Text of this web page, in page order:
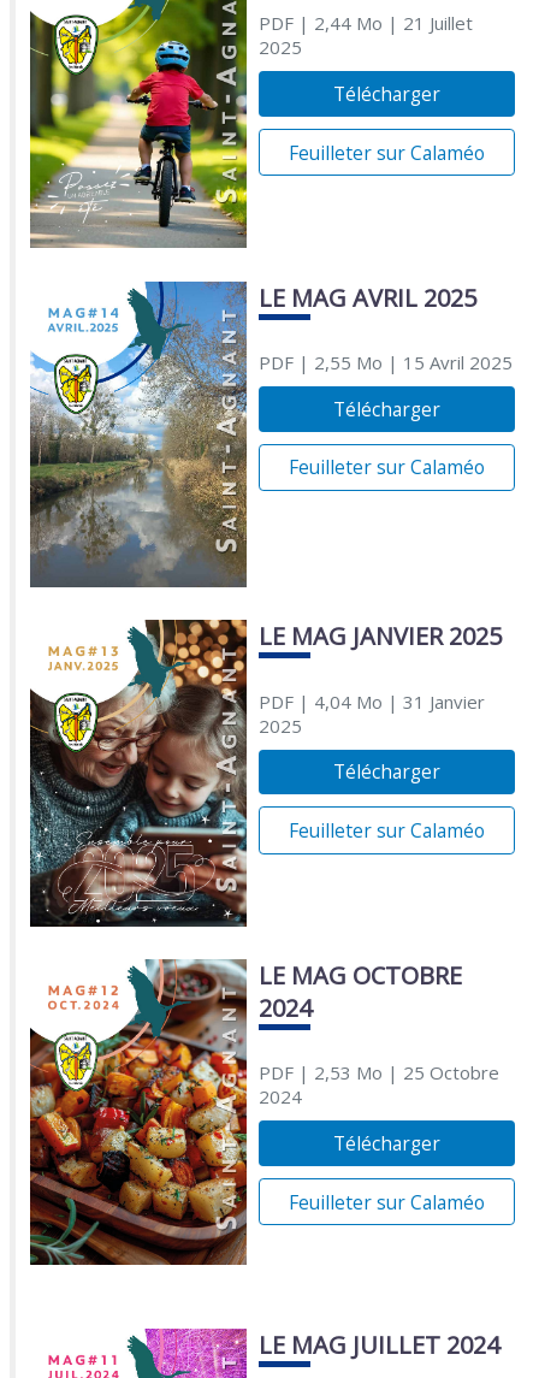
PDF| 2,44 Mo | 21 Juillet
2025
Télécharger
Feuilleter sur Calaméo
LE MAG AVRIL 2025
PDF| 2,55 Mo | 15 Avril 2025
Télécharger
Feuilleter sur Calaméo
LE MAG JANVIER 2025
PDF| 4,04 Mo | 31 Janvier
2025
Télécharger
Feuilleter sur Calaméo
LE MAG OCTOBRE
2024
PDF| 2,53 Mo | 25 Octobre
2024
Télécharger
Feuilleter sur Calaméo
LE MAG JUILLET 2024